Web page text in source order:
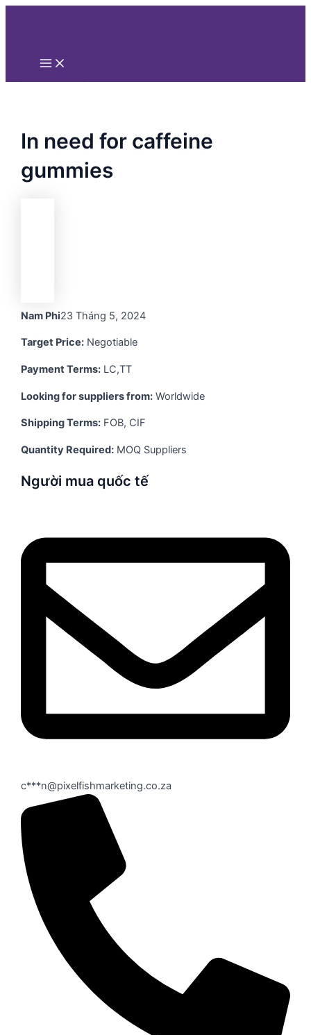
Nhảy
Main
In need for caffeine
gummies
Nam Phi23 Tháng 5, 2024
Target Price: Negotiable
Payment Terms: LC,TT
Looking for suppliers from: Worldwide
Shipping Terms: FOB, CIF
Quantity Required: MOQ Suppliers
Người mua quốc tế
c***n@pixelfishmarketing.co.za